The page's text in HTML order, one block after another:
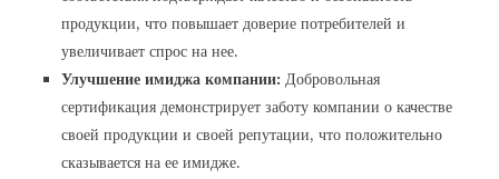
продукции, что повышает доверие потребителей и
увеличивает спрос на нее.
Улучшение имиджа компании: Добровольная
сертификация демонстрирует заботу компании о качестве
своей продукции и своей репутации, что положительно
сказывается на ее имидже.